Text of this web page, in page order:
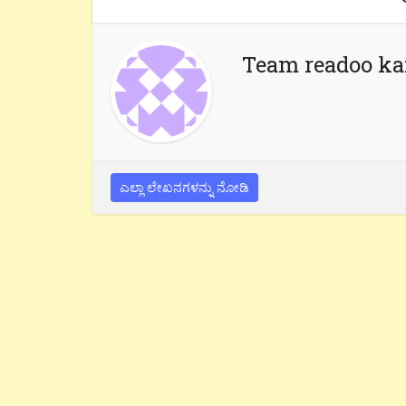
Team readoo
ಎಲ್ಲಾ ಲೇಖನಗಳನ್ನು ನೋಡಿ